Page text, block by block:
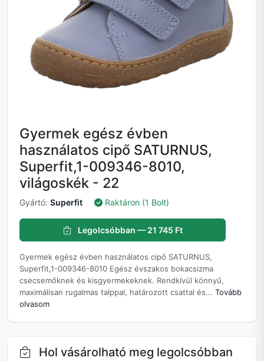
Gyermek egész évben
használatos cipő SATURNUS,
Superfit,1-009346-8010,
világoskék - 22
Gyártó: Superfit Raktáron (1 Bolt)
Legolcsóbban — 21 745 Ft
Gyermek egész évben használatos cipő SATURNUS,
Superfit,1-009346-8010 Egész évszakos bokacsizma
csecsemőknek és kisgyermekeknek. Rendkívül könnyű,
maximálisan rugalmas talppal, határozott csattal és... Tovább
olvasom
Hol vásárolható meg legolcsóbban